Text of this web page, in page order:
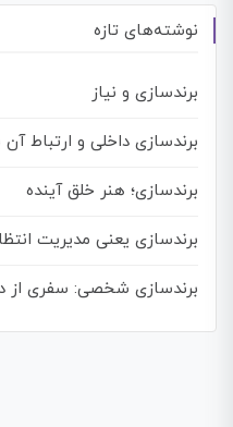
نوشته‌های تازه
برندسازی و نیاز
برندسازی داخلی و ارتباط آن
برندسازی؛ هنر خلق آینده
برندسازی یعنی مدیریت
برندسازی شخصی: سفری از